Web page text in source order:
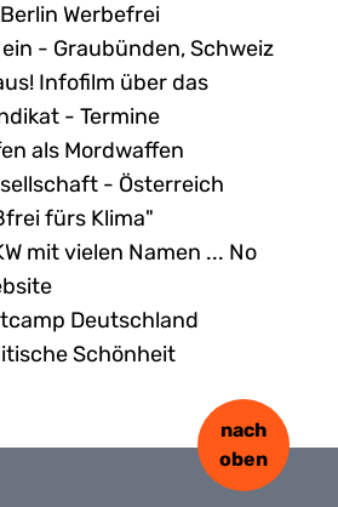
Werbefrei
- Graubünden, Schweiz
Infofilm über das
- Termine
als Mordwaffen
- Österreich
fürs Klima"
mit vielen Namen ... No
Deutschland
Schönheit
nach
oben